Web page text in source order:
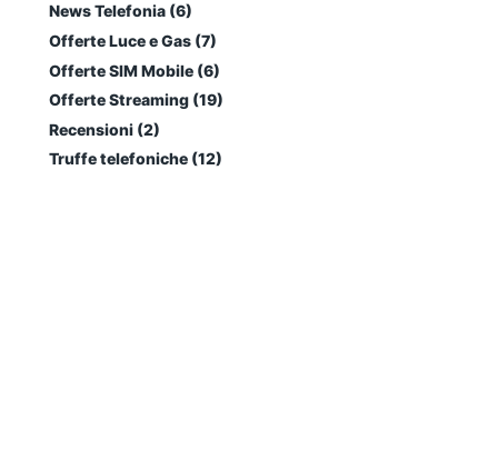
News Telefonia (6)
Offerte Luce e Gas (7)
Offerte SIM Mobile (6)
Offerte Streaming (19)
Recensioni (2)
Truffe telefoniche (12)